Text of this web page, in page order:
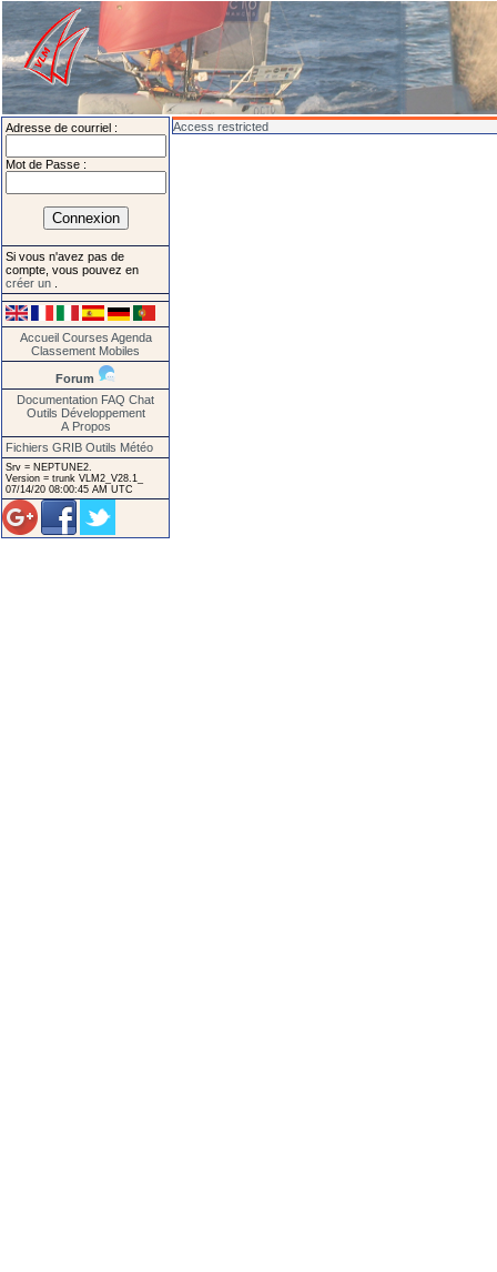
Adresse de courriel :
Mot de Passe :
Si vous n'avez pas de
compte, vous pouvez en
créer un
Accueil Courses Agenda
Classement Mobiles
Forum
Documentation FAQ Chat
Outils Développement
A Propos
Fichiers GRIB Outils Météo
Srv = NEPTUNE2.
Version = trunk VLM2_V28.1_
07/14/20 08:00:45 AM UTC
Access restricted